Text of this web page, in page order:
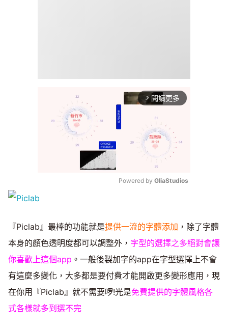
arrow_forward_ios 閱讀更多
Powered by GliaStudios
『Piclab』最棒的功能就是提供一流的字體添加 ，除了字體
本身的顏色透明度都可以調整外， 字型的選擇之多絕對會讓
你喜歡上這個app 。一般後製加字的app在字型選擇上不會
有這麼多變化，大多都是要付費才能開啟更多變形應用，現
在你用『Piclab』就不需要啰!光是免費提供的字體風格各
式各樣就多到選不完